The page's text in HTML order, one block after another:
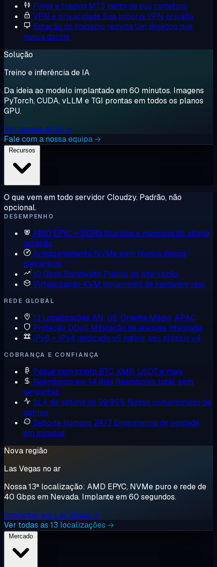
Forex e trading MT5 perto da sua corretora
VPN e privacidadeSua própria VPN privada
Estação de trabalho remota Um desktop que
nunca dorme
Solução
Treino e inferência de IA
Da ideia ao modelo implantado em 60 minutos. Imagens
PyTorch, CUDA, vLLM e TGI prontas em todos os planos
GPU.
Ver cargas de IA →
Fale com a nossa equipa →
O que vem em todo servidor Cloudzy. Padrão, não
opcional.
DESEMPENHO
AMD EPYC + DDR5 Núcleos e memória de última
geração
Armazenamento NVMe puro Nunca discos
mecânicos
10 Gbps Bandwidth Planos de alta vazão
Virtualização KVM Isolamento de hardware real
REDE GLOBAL
13 Localizações AN, UE, Oriente Médio, APAC
Proteção DDoS Mitigação de ataques integrada
IPv6 + IPv4 dedicado v6 nativo, seu próprio v4
COBRANÇA E CONFIANÇA
Pague com cripto BTC, XMR, USDT e mais
Reembolso em 14 dias Reembolso total, sem
perguntas
SLA de uptime de 99,95% Nosso compromisso de
uptime
Suporte humano 24/7 Engenheiros de verdade,
em minutos
Nova região
Las Vegas no ar
Nossa 13ª localização: AMD EPYC, NVMe puro e rede de
40 Gbps em Nevada. Implante em 60 segundos.
Implantar em Las Vegas →
Ver todas as 13 localizações →